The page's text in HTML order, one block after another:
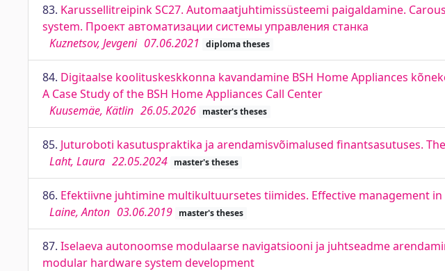
83. Karussellitreipink SC27. Automaatjuhtimissüsteemi paigaldamine.
system. Проект автоматизации системы управления станка
Kuznetsov, Jevgeni 07.06.2021 diploma theses
84. Digitaalse koolituskeskkonna kavandamine BSH Home Appliances
A Case Study of the BSH Home Appliances Call Center
Kuusemäe, Kätlin 26.05.2026 master's theses
85. Juturoboti kasutuspraktika ja arendamisvõimalused finantsasutuses.
Laht, Laura 22.05.2024 master's theses
86. Efektiivne juhtimine multikultuursetes tiimides. Effective management
Laine, Anton 03.06.2019 master's theses
87. Iselaeva autonoomse modulaarse navigatsiooni ja juhtseadme
modular hardware system development